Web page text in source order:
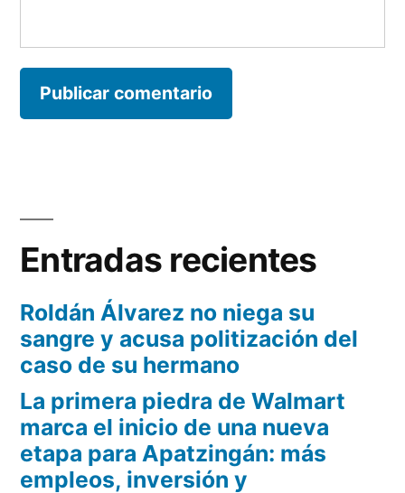
Entradas recientes
Roldán Álvarez no niega su
sangre y acusa politización del
caso de su hermano
La primera piedra de Walmart
marca el inicio de una nueva
etapa para Apatzingán: más
empleos, inversión y